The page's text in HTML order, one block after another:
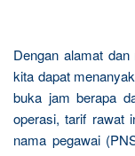
Dengan alamat
kita dapat
buka jam berapa
operasi, tarif rawat
nama pegawai